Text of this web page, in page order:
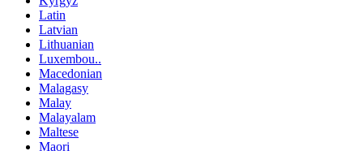
Latin
Latvian
Lithuanian
Luxembou..
Macedonian
Malagasy
Malay
Malayalam
Maltese
Maori